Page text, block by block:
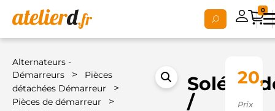
0
Alternateurs -
Démarreurs
>
Pièces
détachées Démarreur
>
Pièces de démarreur >
/
Prix